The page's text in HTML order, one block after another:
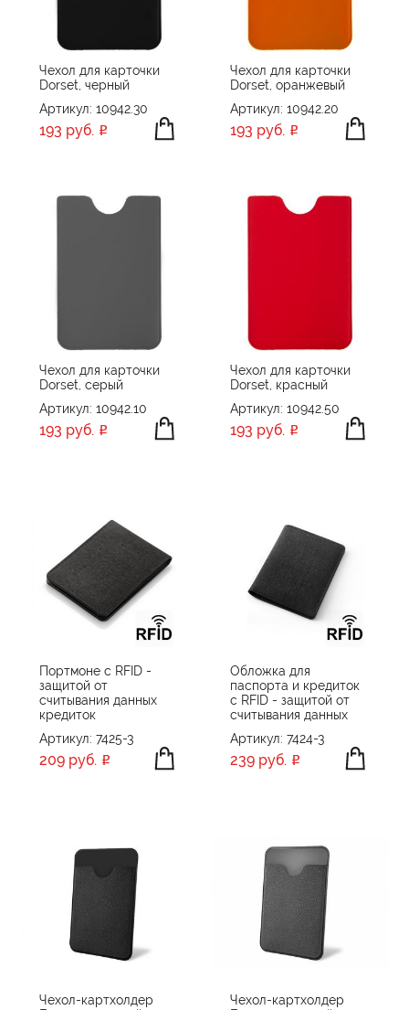
сделано в России
Чехол для карточки
Dorset, черный
Артикул: 10942.30
193 руб.
Чехол для карточки
Dorset, оранжевый
Артикул: 10942.20
193 руб.
Чехол для карточки
Dorset, серый
Артикул: 10942.10
193 руб.
Чехол для карточки
Dorset, красный
Артикул: 10942.50
193 руб.
Портмоне с RFID -
защитой от
считывания данных
кредиток
Артикул: 7425-3
209 руб.
Обложка для
паспорта и кредиток
с RFID - защитой от
считывания данных
Артикул: 7424-3
239 руб.
Чехол-картхолдер
Чехол-картхолдер